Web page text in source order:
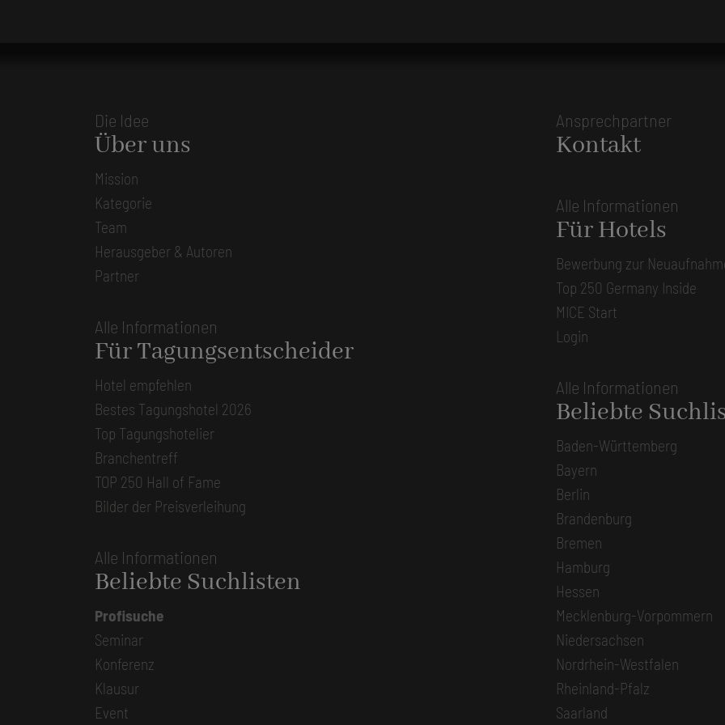
Die Idee
Über uns
Mission
Kategorie
Team
Herausgeber & Autoren
Partner
Alle Informationen
Für Tagungsentscheider
Hotel empfehlen
Bestes Tagungshotel 2026
Top Tagungshotelier
Branchentreff
TOP 250 Hall of Fame
Bilder der Preisverleihung
Alle Informationen
Beliebte Suchlisten
Profisuche
Seminar
Konferenz
Klausur
Event
Ansprechpartner
Kontakt
Alle Informationen
Für Hotels
Bewerbung zur
Top 250 Germany Inside
MICE Start
Login
Alle Informationen
Beliebte
Baden-Württemberg
Bayern
Berlin
Brandenburg
Bremen
Hamburg
Hessen
Mecklenburg-Vorpommern
Niedersachsen
Nordrhein-Westfalen
Rheinland-Pfalz
Saarland